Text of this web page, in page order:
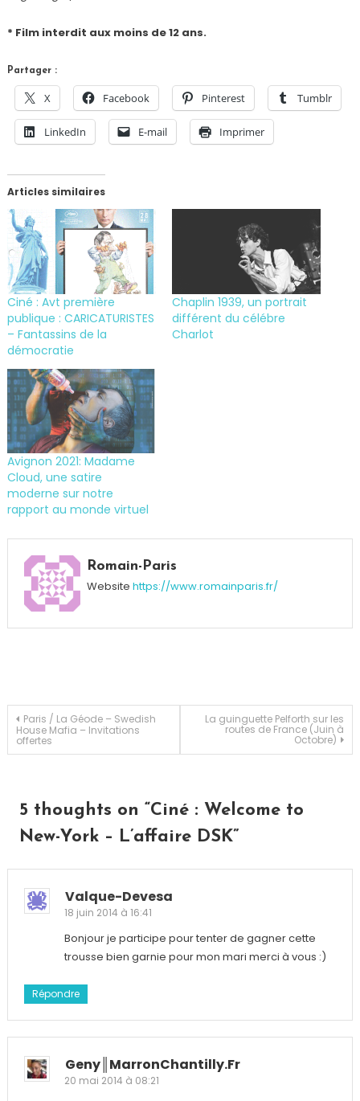
* Film interdit aux moins de 12 ans.
Partager :
X Facebook Pinterest Tumblr
LinkedIn E-mail Imprimer
Articles similaires
Ciné : Avt première
publique : CARICATURISTES
– Fantassins de la
démocratie
Chaplin 1939, un portrait
différent du célébre
Charlot
Avignon 2021: Madame
Cloud, une satire
moderne sur notre
rapport au monde virtuel
cinéma,
Festival
New-
York
Romain-Paris
Website https://www.romainparis.fr/
Navigation
de
l’article
Paris / La Géode – Swedish
House Mafia – Invitations
offertes
La guinguette Pelforth sur les
routes de France (Juin à
Octobre)
5 thoughts on “Ciné : Welcome to
New-York – L’affaire DSK”
Valque-Devesa
18 juin 2014 à 16:41
Bonjour je participe pour tenter de gagner cette
trousse bien garnie pour mon mari merci à vous :)
Répondre
Geny║MarronChantilly.fr
20 mai 2014 à 08:21